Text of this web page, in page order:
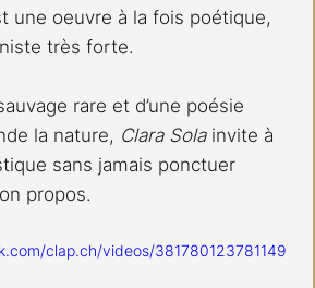
une oeuvre à la fois poétique,
très forte.
rare et d’une poésie
la nature, Clara Sola invite à
sans jamais ponctuer
propos.
clap.ch/videos/381780123781149